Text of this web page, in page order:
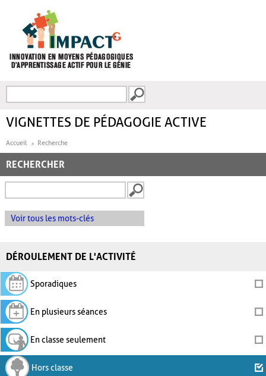
FORMULAIRE DE
VIGNETTES DE PÉDAGOGIE ACTIVE
Accueil Recherche
RECHERCHER
Voir tous les mots-clés
DÉROULEMENT DE L'ACTIVITÉ
Sporadiques
En plusieurs séances
En classe seulement
Hors classe